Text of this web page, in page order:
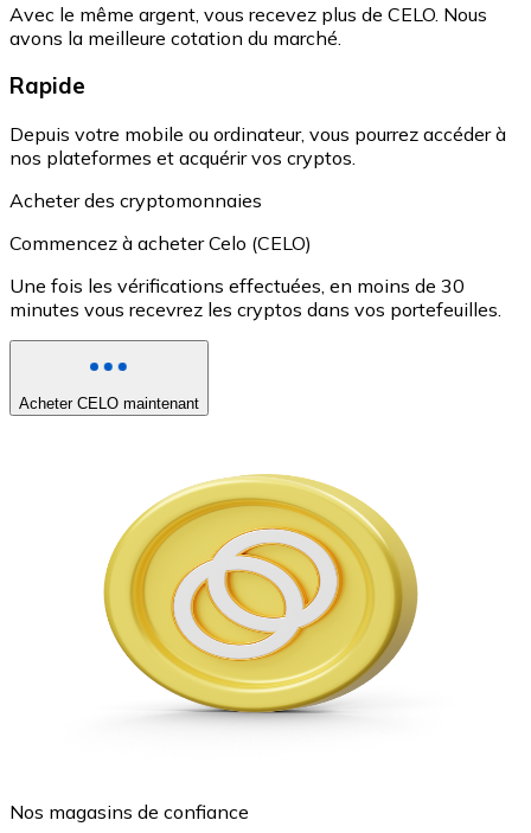
Avec le même argent, vous recevez plus de CELO. Nous
avons la meilleure cotation du marché.
Rapide
Depuis votre mobile ou ordinateur, vous pourrez accéder à
nos plateformes et acquérir vos cryptos.
Acheter des cryptomonnaies
Commencez à acheter Celo (CELO)
Une fois les vérifications effectuées, en moins de 30
minutes vous recevrez les cryptos dans vos portefeuilles.
Acheter CELO maintenant
Nos magasins de confiance